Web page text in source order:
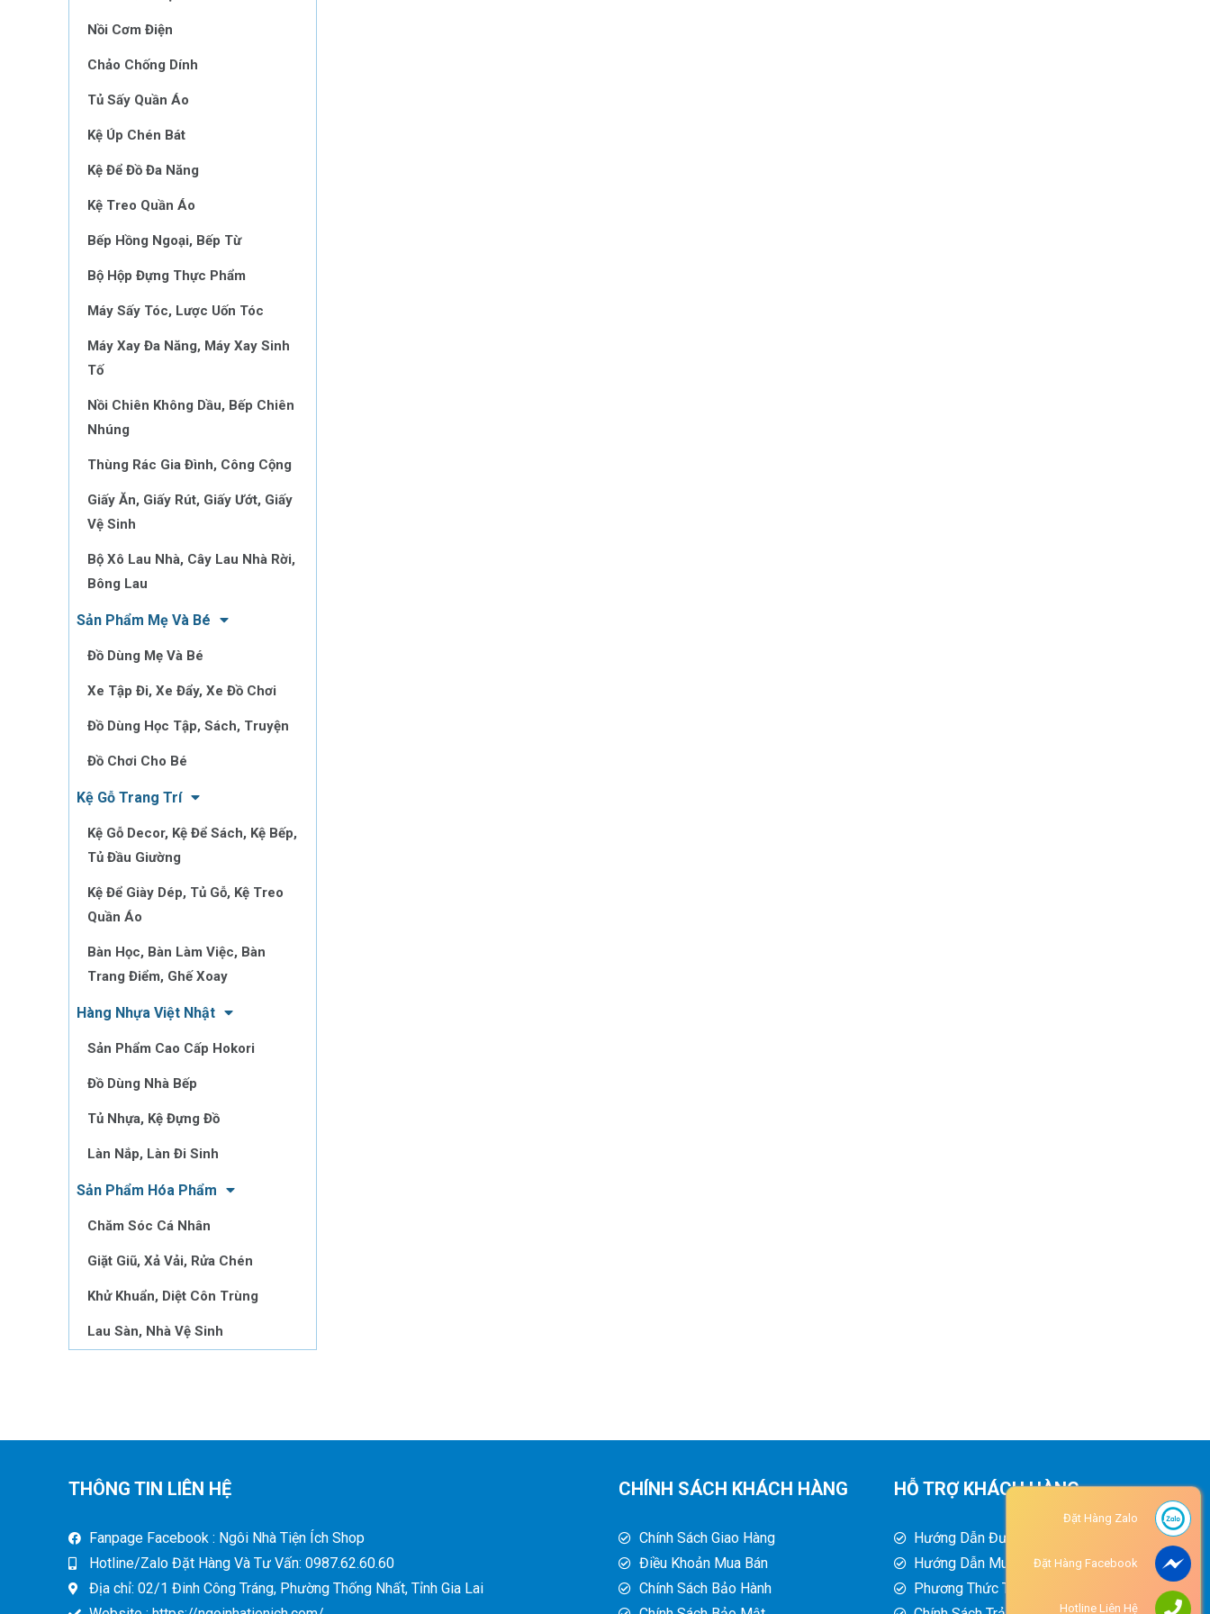
Nồi Cơm Điện
Chảo Chống Dính
Tủ Sấy Quần Áo
Kệ Úp Chén Bát
Kệ Để Đồ Đa Năng
Kệ Treo Quần Áo
Bếp Hồng Ngoại, Bếp Từ
Bộ Hộp Đựng Thực Phẩm
Máy Sấy Tóc, Lược Uốn Tóc
Máy Xay Đa Năng, Máy Xay Sinh
Tố
Nồi Chiên Không Dầu, Bếp Chiên
Nhúng
Thùng Rác Gia Đình, Công Cộng
Giấy Ăn, Giấy Rút, Giấy Ướt, Giấy
Vệ Sinh
Bộ Xô Lau Nhà, Cây Lau Nhà Rời,
Bông Lau
Sản Phẩm Mẹ Và Bé
Đồ Dùng Mẹ Và Bé
Xe Tập Đi, Xe Đẩy, Xe Đồ Chơi
Đồ Dùng Học Tập, Sách, Truyện
Đồ Chơi Cho Bé
Kệ Gỗ Trang Trí
Kệ Gỗ Decor, Kệ Để Sách, Kệ Bếp,
Tủ Đầu Giường
Kệ Để Giày Dép, Tủ Gỗ, Kệ Treo
Quần Áo
Bàn Học, Bàn Làm Việc, Bàn
Trang Điểm, Ghế Xoay
Hàng Nhựa Việt Nhật
Sản Phẩm Cao Cấp Hokori
Đồ Dùng Nhà Bếp
Tủ Nhựa, Kệ Đựng Đồ
Làn Nắp, Làn Đi Sinh
Sản Phẩm Hóa Phẩm
Chăm Sóc Cá Nhân
Giặt Giũ, Xả Vải, Rửa Chén
Khử Khuẩn, Diệt Côn Trùng
Lau Sàn, Nhà Vệ Sinh
THÔNG TIN LIÊN HỆ
Fanpage Facebook : Ngôi Nhà Tiện Ích Shop
Hotline/Zalo Đặt Hàng Và Tư Vấn: 0987.62.60.60
Địa chỉ: 02/1 Đinh Công Tráng, Phường Thống Nhất, Tỉnh Gia Lai
CHÍNH SÁCH KHÁCH HÀNG
Chính Sách Giao Hàng
Điều Khoản Mua Bán
Chính Sách Bảo Hành
HỖ TRỢ KHÁCH HÀNG
Hướng Dẫn Đường Đi
Hướng Dẫn Mua Hàng
Phương Thức Thanh Toán
Đặt Hàng Zalo
Đặt Hàng Facebook
Hotline Liên Hệ